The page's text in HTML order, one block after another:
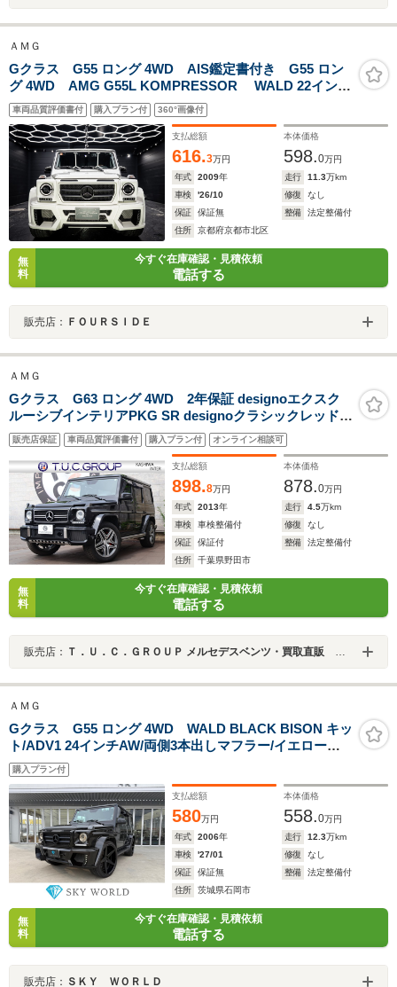
ＡＭＧ
Gクラス G55 ロング 4WD AIS鑑定書付き G55 ロン
グ 4WD AMG G55L KOMPRESSOR WALD 22インチ
AW・WALD前後バンパー・グリル・オーバーフェンダ
ー・エアロボンネット・ルーフウイング・ヘッドライト
カバー・リアドアパネル・サンルーフ
車両品質評価書付 購入プラン付 360°画像付
支払総額
616.3万円
本体価格
598.0万円
年式
2009年 走行 11.3万km
車検
'26/10 修復
なし
保証
保証無 整備
法定整備付
住所
京都府京都市北区
無
料
今すぐ在庫確認・見積依頼
電話する
販売店： ＦＯＵＲＳＩＤＥ
ＡＭＧ
Gクラス G63 ロング 4WD 2年保証 designoエクスク
ルーシブインテリアPKG SR designoクラシックレッド×
ブラックレザー/全席シートH/ベンチレーター 7インチナ
ビTV harman/kardon Bモニター ECOスタートストップ
AMGレッドキャリパー AMG20AW
販売店保証 車両品質評価書付 購入プラン付 オンライン相談可
支払総額
898.8万円
本体価格
878.0万円
年式
2013年 走行 4.5万km
車検
車検整備付 修復
なし
保証
保証付 整備
法定整備付
住所
千葉県野田市
無
料
今すぐ在庫確認・見積依頼
電話する
販売店： Ｔ．Ｕ．Ｃ．ＧＲＯＵＰ メルセデスベンツ・買取直販 柏インター／（株）シーリーフ
ＡＭＧ
Gクラス G55 ロング 4WD WALD BLACK BISON キッ
ト/ADV1 24インチAW/両側3本出しマフラー/イエローキ
ャリパー/天張張替済/
購入プラン付
支払総額
580万円
本体価格
558.0万円
年式
2006年 走行 12.3万km
車検
'27/01 修復
なし
保証
保証無 整備
法定整備付
住所
茨城県石岡市
無
料
今すぐ在庫確認・見積依頼
電話する
販売店： ＳＫＹ ＷＯＲＬＤ